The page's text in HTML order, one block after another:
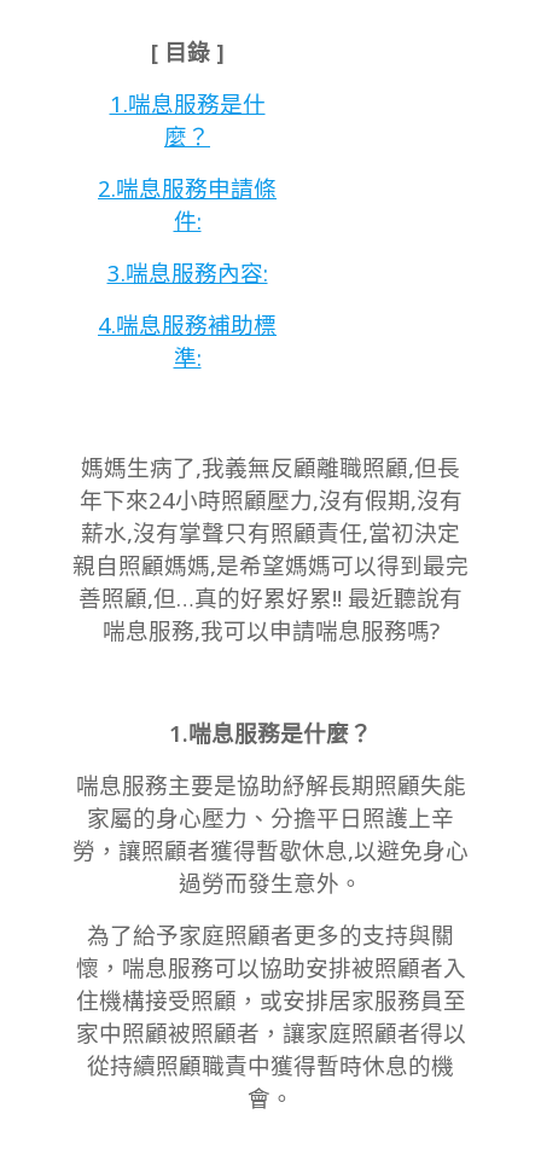
[ 目錄 ]
1.喘息服務是什
麼？
2.喘息服務申請條
件:
3.喘息服務內容:
4.喘息服務補助標
準:
媽媽生病了,我義無反顧離職照顧,但長
年下來24小時照顧壓力,沒有假期,沒有
薪水,沒有掌聲只有照顧責任,當初決定
親自照顧媽媽,是希望媽媽可以得到最完
善照顧,但…真的好累好累!! 最近聽說有
喘息服務,我可以申請喘息服務嗎?
1.喘息服務是什麼？
喘息服務主要是協助紓解長期照顧失能
家屬的身心壓力、分擔平日照護上辛
勞，讓照顧者獲得暫歇休息,以避免身心
過勞而發生意外。
為了給予家庭照顧者更多的支持與關
懷，喘息服務可以協助安排被照顧者入
住機構接受照顧，或安排居家服務員至
家中照顧被照顧者，讓家庭照顧者得以
從持續照顧職責中獲得暫時休息的機
會。